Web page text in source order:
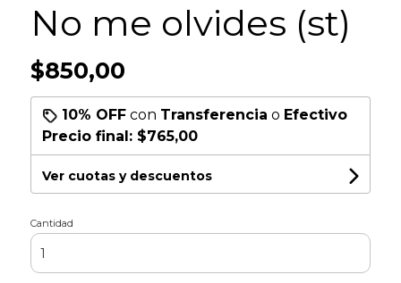
No me olvides (st)
$850,00
10% OFFcon Transferencia o Efectivo
Precio final: $765,00
Ver cuotas y descuentos
Cantidad